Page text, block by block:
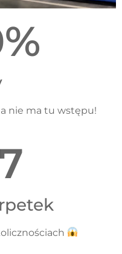
%
nie ma tu wstępu!